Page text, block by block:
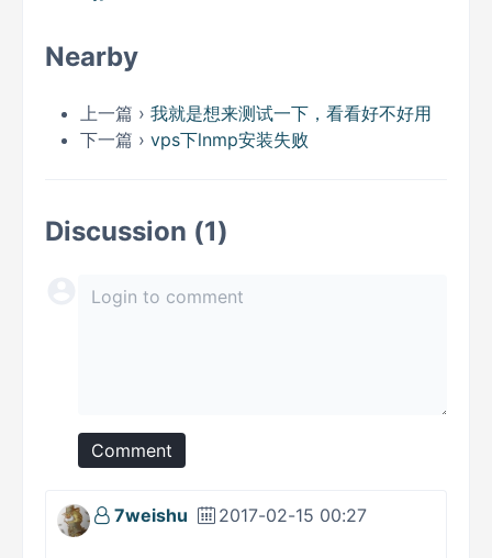
Nearby
上一篇 › 我就是想来测试一下，看看好不好用
下一篇 › vps下lnmp安装失败
Discussion (1)
Comment
7weishu 2017-02-15 00:27